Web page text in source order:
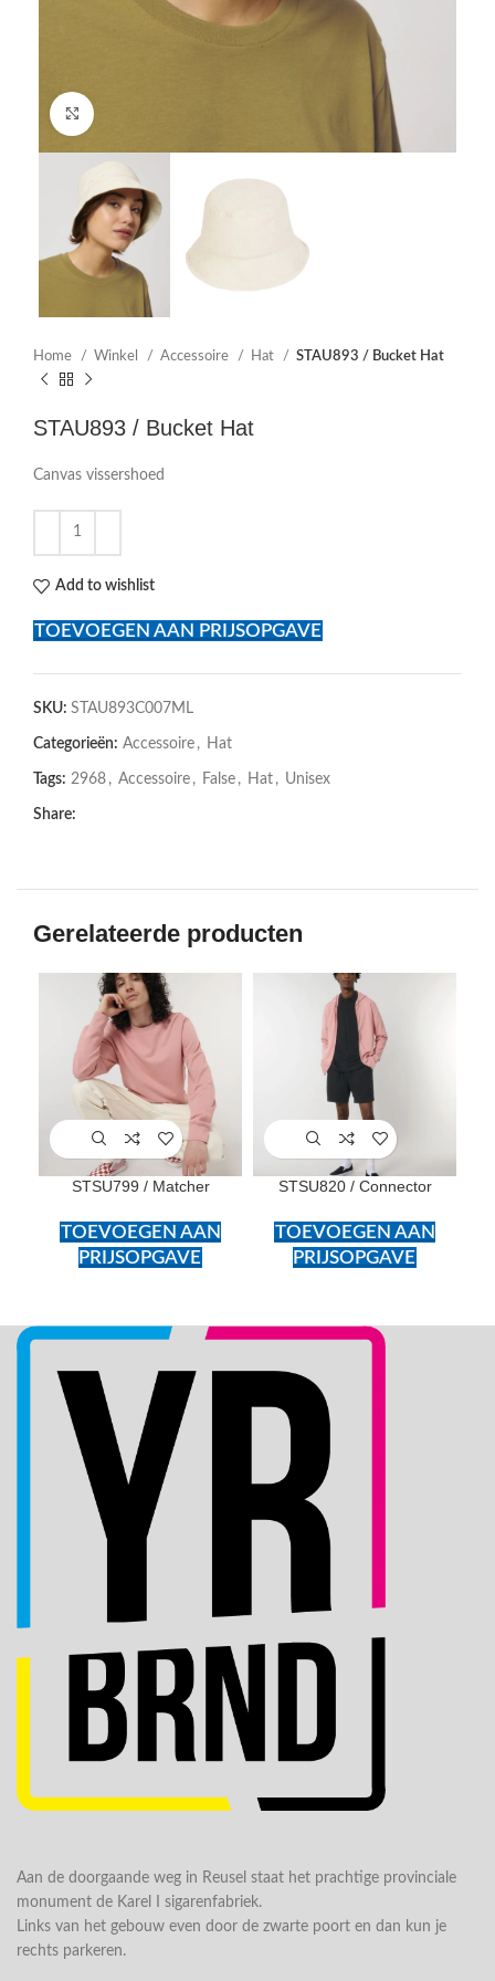
Home Winkel Accessoire Hat STAU893 / Bucket Hat
STAU893 / Bucket Hat
Canvas vissershoed
Add to wishlist
TOEVOEGEN AAN PRIJSOPGAVE
SKU: STAU893C007ML
Categorieën: Accessoire , Hat
Tags: 2968 , Accessoire , False , Hat , Unisex
Share:
Gerelateerde producten
STSU799 / Matcher
TOEVOEGEN AAN
PRIJSOPGAVE
STSU820 / Connector
TOEVOEGEN AAN
PRIJSOPGAVE
Aan de doorgaande weg in Reusel staat het prachtige provinciale
monument de Karel I sigarenfabriek.
Links van het gebouw even door de zwarte poort en dan kun je
rechts parkeren.